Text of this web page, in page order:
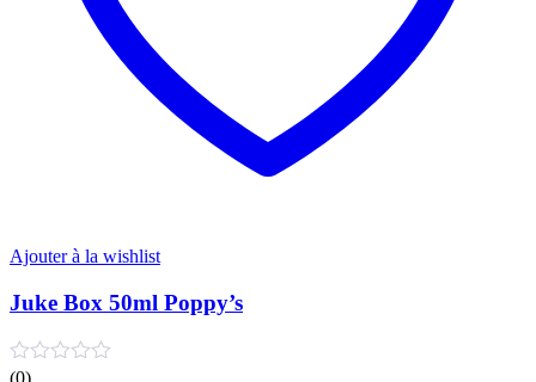
Ajouter à la wishlist
Juke Box 50ml Poppy’s
(0)